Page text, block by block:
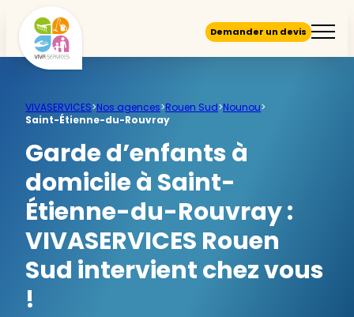
Demander un devis
VIVASERVICES>Nos agences>Rouen Sud>Nounou>
Saint-Étienne-du-Rouvray
Garde d’enfants à
domicile à Saint-
Étienne-du-Rouvray :
VIVASERVICES Rouen
Sud intervient chez vous
!